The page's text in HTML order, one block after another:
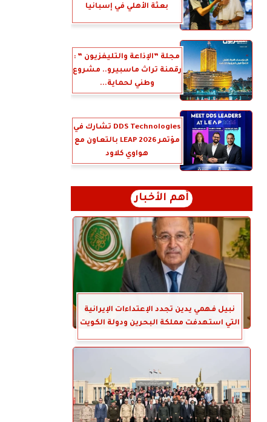
بعثة الأهلي في إسبانيا
مجلة ”الإذاعة والتليفزيون ” :
رقمنة تراث ماسبيرو.. مشروع
وطني لحماية...
DDS Technologies تشارك في
مؤتمر LEAP 2026 بالتعاون مع
هواوي كلاود
أهم الأخبار
نبيل فهمي يدين تجدد الإعتداءات الإيرانية
التي استهدفت مملكة البحرين ودولة الكويت